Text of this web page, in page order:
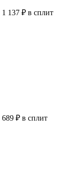
1 137 ₽ в сплит
689 ₽ в сплит